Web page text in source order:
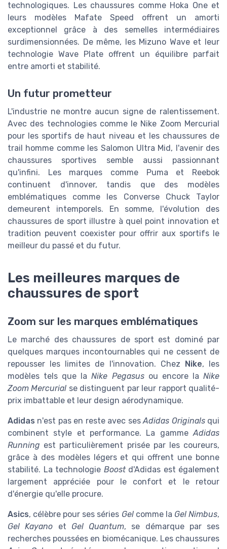
technologiques. Les chaussures comme Hoka One et
leurs modèles Mafate Speed offrent un amorti
exceptionnel grâce à des semelles intermédiaires
surdimensionnées. De même, les Mizuno Wave et leur
technologie Wave Plate offrent un équilibre parfait
entre amorti et stabilité.
Un futur prometteur
L'industrie ne montre aucun signe de ralentissement.
Avec des technologies comme le Nike Zoom Mercurial
pour les sportifs de haut niveau et les chaussures de
trail homme comme les Salomon Ultra Mid, l'avenir des
chaussures sportives semble aussi passionnant
qu'infini. Les marques comme Puma et Reebok
continuent d'innover, tandis que des modèles
emblématiques comme les Converse Chuck Taylor
demeurent intemporels. En somme, l'évolution des
chaussures de sport illustre à quel point innovation et
tradition peuvent coexister pour offrir aux sportifs le
meilleur du passé et du futur.
Les meilleures marques de
chaussures de sport
Zoom sur les marques emblématiques
Le marché des chaussures de sport est dominé par
quelques marques incontournables qui ne cessent de
repousser les limites de l'innovation. Chez
Nike, les
modèles tels que laNike Pegasusou encore laNike
Zoom Mercurial se distinguent par leur rapport qualité-
prix imbattable et leur design aérodynamique.
Adidas n'est pas en reste avec sesAdidas Originalsqui
combinent style et performance. La gammeAdidas
Running est particulièrement prisée par les coureurs,
grâce à des modèles légers et qui offrent une bonne
stabilité. La technologie Boostd'Adidas est également
largement appréciée pour le confort et le retour
d'énergie qu'elle procure.
Asics, célèbre pour ses séries Gelcomme la Gel Nimbus,
Gel Kayano et Gel Quantum, se démarque par ses
recherches poussées en biomécanique. Les chaussures